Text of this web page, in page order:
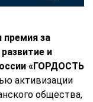
премия за
и
«ГОРДОСТЬ
активизации
общества,